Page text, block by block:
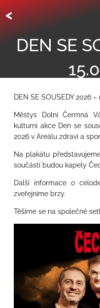
<
DEN SE
DEN SE SOUSEDY 2026
Městys Dolní Čermná
kulturní akce Den se
2026 v Areálu zdraví a
Na plakátu
součástí budou kapely
Další informace o
zveřejníme brzy.
Těšíme se na společné